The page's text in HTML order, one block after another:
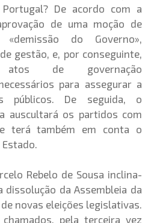
De acordo com a
de uma moção de
do Governo»,
gestão, e, por conseguinte,
de governação
para assegurar a
públicos. De seguida, o
auscultará os partidos com
terá também em conta o
Rebelo de Sousa inclina-
dissolução da Assembleia da
de novas eleições legislativas.
pela terceira vez